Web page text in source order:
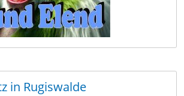
in Rugiswalde